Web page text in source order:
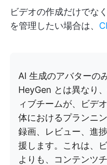
ビデオの作成だけでな
を管理したい場合は、
AI 生成のアバターの
HeyGen とは異なり
ィブチームが、ビデ
体におけるプランニ
録画、レビュー、進
援します。これは、
よりも、コンテンツ